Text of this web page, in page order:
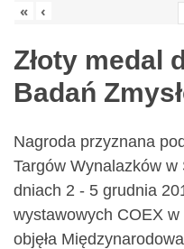
« ‹
Złoty medal
Badań
Nagroda przyznana
Targów Wynalazków w
dniach 2 - 5 grudnia
wystawowych COEX
objęła